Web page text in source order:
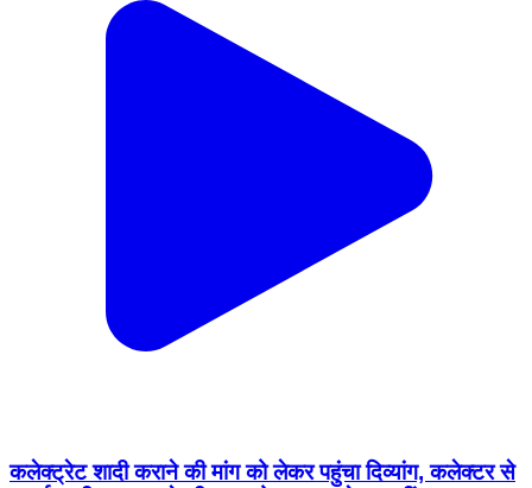
कलेक्ट्रेट शादी कराने की मांग को लेकर पहुंचा दिव्यांग, कलेक्टर से